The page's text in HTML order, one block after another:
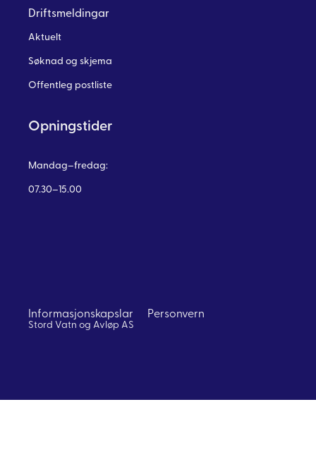
Driftsmeldingar
Aktuelt
Søknad og skjema
Offentleg postliste
Opningstider
Mandag–fredag:
07.30–15.00
Informasjonskapslar Personvern
Stord Vatn og Avløp AS